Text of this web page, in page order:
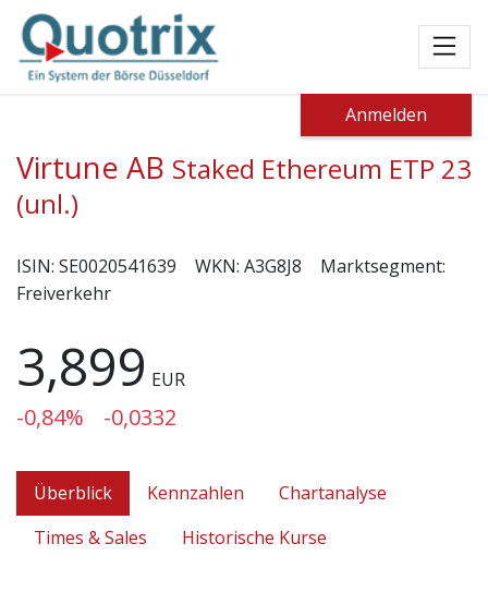
Anmelden
Virtune AB Staked Ethereum ETP 23
(unl.)
ISIN: SE0020541639 WKN: A3G8J8
Marktsegment:
Freiverkehr
3,899 EUR
-0,84% -0,0332
Überblick Kennzahlen
Chartanalyse
Times & Sales
Historische Kurse